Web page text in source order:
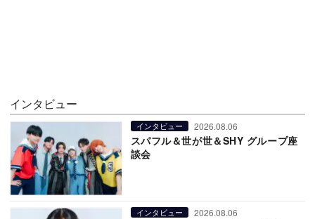
インタビュー
インタビュー 2026.08.06
スパフル＆世が世＆SHY グループ座
談会
インタビュー 2026.08.06